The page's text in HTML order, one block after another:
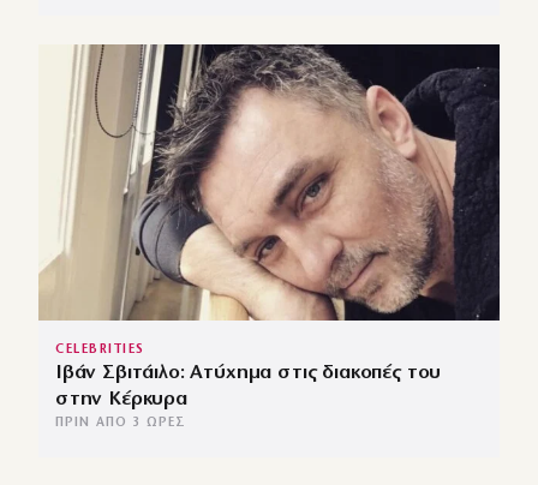
CELEBRITIES
Ιβάν Σβιτάιλο: Ατύχημα στις διακοπές του
στην Κέρκυρα
ΠΡΙΝ ΑΠΌ 3 ΏΡΕΣ